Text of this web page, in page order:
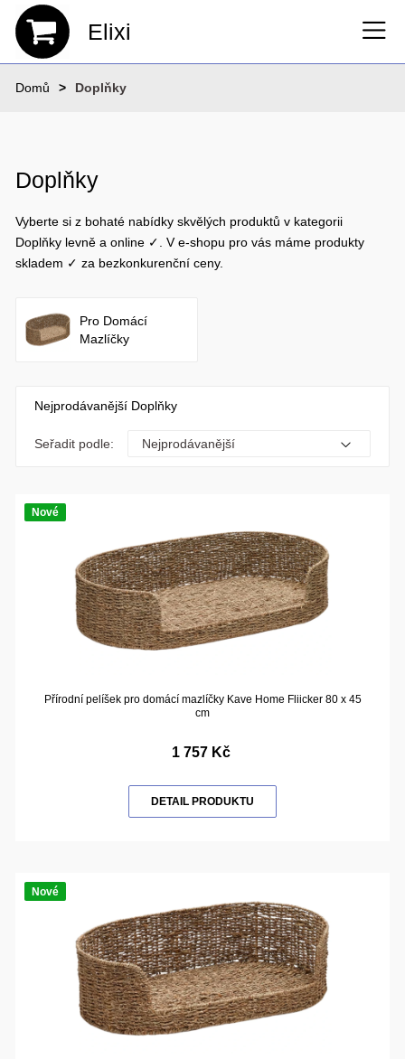
Elixi
Domů Doplňky
Doplňky
Vyberte si z bohaté nabídky skvělých produktů v kategorii
Doplňky levně a online ✓. V e-shopu pro vás máme produkty
skladem ✓ za bezkonkurenční ceny.
Pro Domácí
Mazlíčky
Nejprodávanější Doplňky
Seřadit podle:
Nové
Přírodní pelíšek pro domácí mazlíčky Kave Home Fliicker 80 x 45
cm
1 757 Kč
DETAIL PRODUKTU
Nové